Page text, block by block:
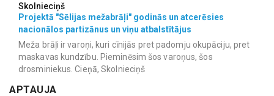
Skolnieciņš
Projektā "Sēlijas mežabrāļi" godinās un atcerēsies
nacionālos partizānus un viņu atbalstītājus
Meža brāļi ir varoņi, kuri cīnijās pret padomju okupāciju, pret
maskavas kundzību. Pieminēsim šos varoņus, šos
drosminiekus. Cieņā, Skolnieciņš
APTAUJA